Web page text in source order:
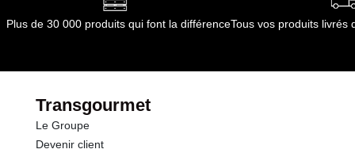
Plus de 30 000 produits qui font la différenceTous vos produits livrés
Transgourmet
Le Groupe
Devenir client